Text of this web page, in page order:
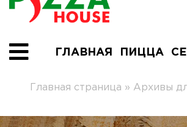
ГЛАВНАЯ ПИЦЦА
Главная страница » Архивы